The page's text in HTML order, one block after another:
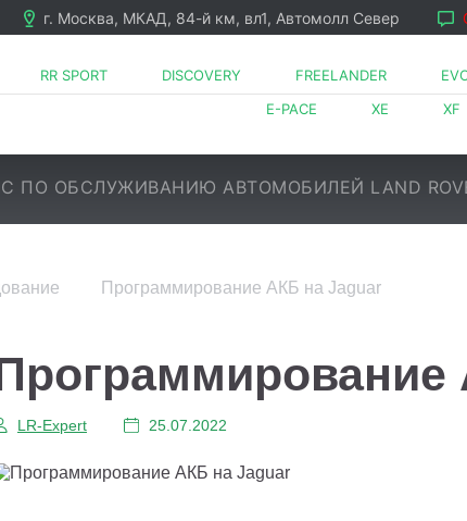
г. Москва, МКАД, 84-й км, вл1, Автомолл Север
FREELANDER
DISCOVERY
RR SPORT
XF
XE
E-PACE
ОБСЛУЖИВАНИЮ АВТОМОБИЛЕЙ LAND
Программирование АКБ на Jaguar
LR⁠-⁠Expert 25.07.2022